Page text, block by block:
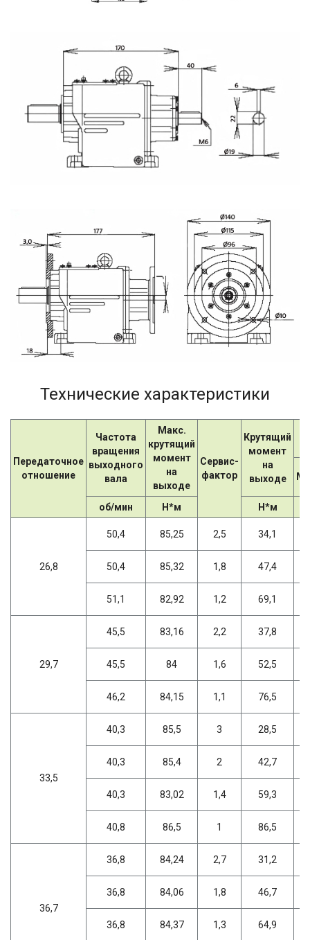
Технические характеристики
Передаточное
отношение
Частота
вращения
выходного
вала
Макс.
крутящий
момент
на
выходе
Сервис-
фактор
Крутящий
момент
на
выходе
об/мин Н*м Н*м
26,8
50,4 85,25 2,5 34,1
50,4 85,32 1,8 47,4
51,1 82,92 1,2 69,1
29,7
45,5 83,16 2,2 37,8
45,5 84 1,6 52,5
46,2 84,15 1,1 76,5
33,5
40,3 85,5 3 28,5
40,3 85,4 2 42,7
40,3 83,02 1,4 59,3
40,8 86,5 1 86,5
36,7
36,8 84,24 2,7 31,2
36,8 84,06 1,8 46,7
36,8 84,37 1,3 64,9